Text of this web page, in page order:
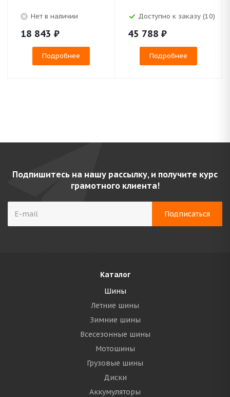
Нет в наличии
18 843 ₽
Подробнее
Доступно к заказу (10)
45 788 ₽
Подробнее
Подпишитесь на нашу рассылку, и получите курс
грамотного клиента!
Каталог
Шины
Летние шины
Зимние шины
Всесезонные шины
Мотошины
Грузовые шины
Диски
Аккумуляторы